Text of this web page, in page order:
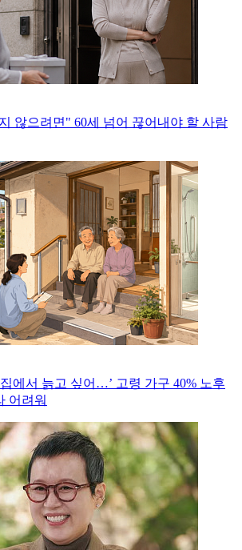
않으려면" 60세 넘어 끊어내야 할 사람
에서 늙고 싶어…’ 고령 가구 40% 노후
어려워